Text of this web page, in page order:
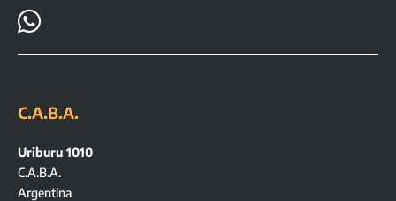

C.A.B.A.
Uriburu 1010
C.A.B.A.
Argentina